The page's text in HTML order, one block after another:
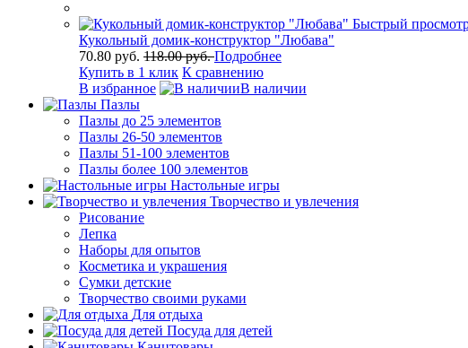
Быстрый
Кукольный домик-конструктор "Любава"
70.80 руб. 118.00 руб.Подробнее
Купить в 1 клик К сравнению
В избранное
В наличии
Пазлы
Пазлы до 25 элементов
Пазлы 26-50 элементов
Пазлы 51-100 элементов
Пазлы более 100 элементов
Настольные игры
Творчество и увлечения
Рисование
Лепка
Наборы для опытов
Косметика и украшения
Сумки детские
Творчество своими руками
Для отдыха
Посуда для детей